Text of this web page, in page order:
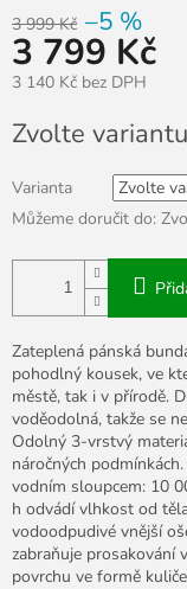
3 999 Kč –5 %
3 799 Kč
3 140 Kč bez DPH
cena:
Zvolte variantu
Varianta
Můžeme doručit do:
Zateplená pánská
pohodlný kousek, ve
městě, tak i v přírodě.
voděodolná, takže se
Odolný 3-vrstvý
náročných
vodním sloupcem: 10
h odvádí vlhkost od
vodoodpudivé vnější
zabraňuje prosakování
povrchu ve formě